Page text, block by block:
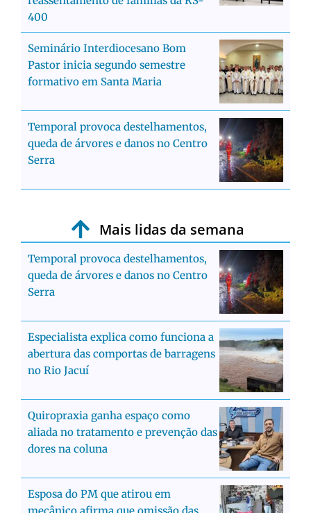
400
Seminário Interdiocesano Bom
Pastor inicia segundo semestre
formativo em Santa Maria
Temporal provoca destelhamentos,
queda de árvores e danos no Centro
Serra
Mais lidas da semana
Temporal provoca destelhamentos,
queda de árvores e danos no Centro
Serra
Especialista explica como funciona a
abertura das comportas de barragens
no Rio Jacuí
Quiropraxia ganha espaço como
aliada no tratamento e prevenção das
dores na coluna
Esposa do PM que atirou em